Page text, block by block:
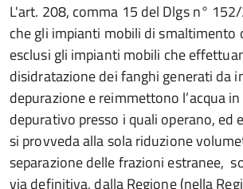
L'art. 208, comma 15 del Dlgs n°
che gli impianti mobili di smaltimento
esclusi gli impianti mobili che
disidratazione dei fanghi generati da
depurazione e reimmettono l’acqua
depurativo presso i quali operano, ed
si provveda alla sola riduzione
separazione delle frazioni estranee,
via definitiva, dalla Regione (nella